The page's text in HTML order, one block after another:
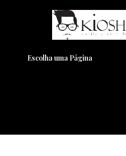
Escolha uma Página
Pensando em